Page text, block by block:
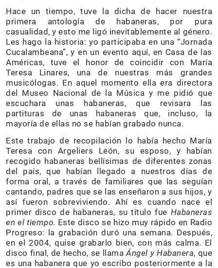
Hace un tiempo, tuve la dicha de hacer nuestra
primera antología de habaneras, por pura
casualidad, y esto me ligó inevitablemente al género.
Les hago la historia: yo participaba en una “Jornada
Cucalambeana”, y en un evento aquí, en Casa de las
Américas, tuve el honor de coincidir con María
Teresa Linares, una de nuestras más grandes
musicólogas. En aquel momento ella era directora
del Museo Nacional de la Música y me pidió que
escuchara unas habaneras, que revisara las
partituras de unas habaneras que, incluso, la
mayoría de ellas no se habían grabado nunca.
Este trabajo de recopilación lo había hecho María
Teresa con Argeliers León, su esposo, y habían
recogido habaneras bellísimas de diferentes zonas
del país, que habían llegado a nuestros días de
forma oral, a través de familiares que las seguían
cantando, padres que se las enseñaron a sus hijos, y
así fueron sobreviviendo. Ahí es cuando nace el
primer disco de habaneras, su título fue Habaneras
en el tiempo. Este disco se hizo muy rápido en Radio
Progreso: la grabación duró una semana. Después,
en el 2004, quise grabarlo bien, con más calma. El
disco final, de hecho, se llamaÁngel y Habanera, que
es una habanera que yo escribo posteriormente a la